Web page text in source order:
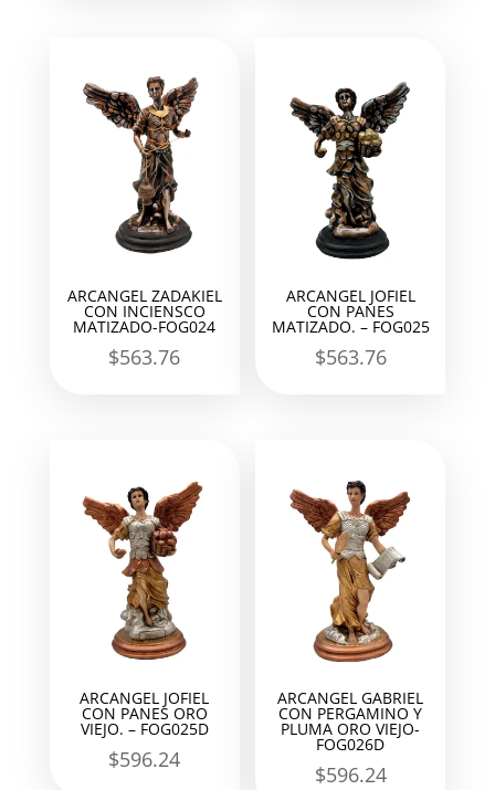
ARCANGEL ZADAKIEL
CON INCIENSCO
MATIZADO-FOG024
$563.76
ARCANGEL JOFIEL
CON PANES
MATIZADO. – FOG025
$563.76
ARCANGEL JOFIEL
CON PANES ORO
VIEJO. – FOG025D
$596.24
ARCANGEL GABRIEL
CON PERGAMINO Y
PLUMA ORO VIEJO-
FOG026D
$596.24